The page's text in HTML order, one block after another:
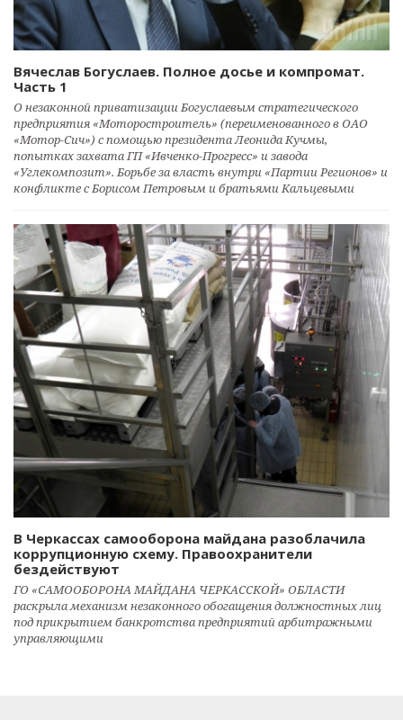
Вячеслав Богуслаев. Полное досье и компромат.
Часть 1
О незаконной приватизации Богуслаевым стратегического
предприятия «Моторостроитель» (переименованного в ОАО
«Мотор-Сич») с помощью президента Леонида Кучмы,
попытках захвата ГП «Ивченко-Прогресс» и завода
«Углекомпозит». Борьбе за власть внутри «Партии Регионов» и
конфликте с Борисом Петровым и братьями Кальцевыми
В Черкассах самооборона майдана разоблачила
коррупционную схему. Правоохранители
бездействуют
ГО «САМООБОРОНА МАЙДАНА ЧЕРКАССКОЙ» ОБЛАСТИ
раскрыла механизм незаконного обогащения должностных лиц
под прикрытием банкротства предприятий арбитражными
управляющими